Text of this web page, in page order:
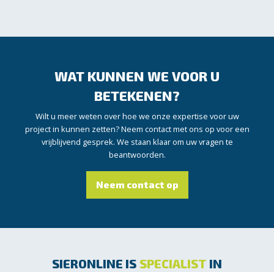
WAT KUNNEN WE VOOR U
BETEKENEN?
Wilt u meer weten over hoe we onze expertise voor uw
project in kunnen zetten? Neem contact met ons op voor een
vrijblijvend gesprek. We staan klaar om uw vragen te
beantwoorden.
Neem contact op
SIERONLINE IS SPECIALIST IN